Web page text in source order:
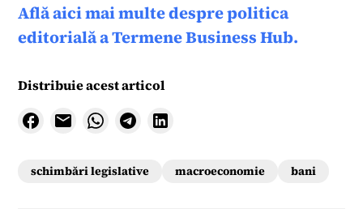
Află aici mai multe despre politica
editorială a Termene Business Hub.
Distribuie acest articol
schimbări legislative macroeconomie bani